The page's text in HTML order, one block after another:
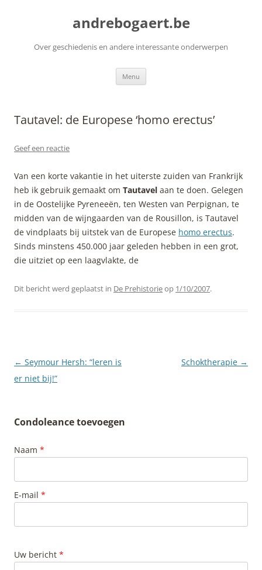
andrebogaert.be
Over geschiedenis en andere interessante onderwerpen
Menu
Tautavel: de Europese ‘homo erectus’
Geef een reactie
Van een korte vakantie in het uiterste zuiden van Frankrijk
heb ik gebruik gemaakt om Tautavel aan te doen. Gelegen
in de Oostelijke Pyreneeën, ten Westen van Perpignan, te
midden van de wijngaarden van de Rousillon, is Tautavel
de vindplaats bij uitstek van de Europese homo erectus.
Sinds minstens 450.000 jaar geleden hebben in een grot,
die uitziet op een laagvlakte, de
Dit bericht werd geplaatst in De Prehistorieop 1/10/2007.
Berichtnavigatie
← Seymour Hersh: “leren is
er niet bij!”
Schoktherapie →
Condoleance toevoegen
Naam *
E-mail *
Uw bericht *